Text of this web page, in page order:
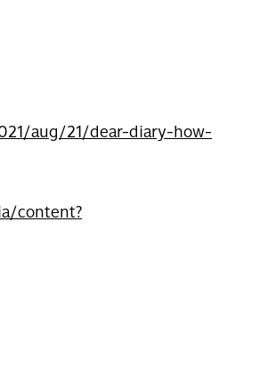
aug/21/dear-diary-how-
content?